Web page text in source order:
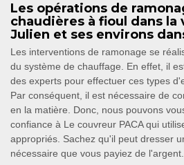
Les opérations de
chaudières à fioul dans la
Julien et ses environs
Les interventions de ramonage se
du système de chauffage. En effet, il
des experts pour effectuer ces types
Par conséquent, il est nécessaire de
en la matière. Donc, nous pouvons
confiance à Le couvreur PACA qui
appropriés. Sachez qu'il peut dresser
nécessaire que vous payiez de l'argent.